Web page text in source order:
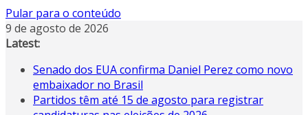
Pular para o conteúdo
9 de agosto de 2026
Latest:
Senado dos EUA confirma Daniel Perez como novo
embaixador no Brasil
Partidos têm até 15 de agosto para registrar